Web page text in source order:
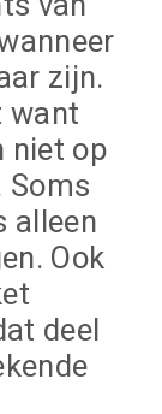
zijn.
want
niet op
Soms
alleen
Ook
deel